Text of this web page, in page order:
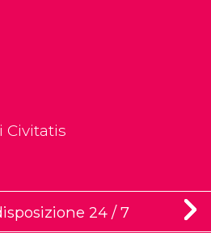
Civitatis
24 / 7